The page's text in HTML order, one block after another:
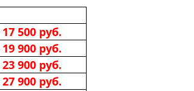
17 500 руб.
19 900 руб.
23 900 руб.
27 900 руб.